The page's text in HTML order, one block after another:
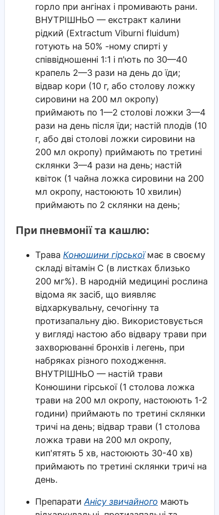
горло при ангінах і промивають рани.
ВНУТРІШНЬО — екстракт калини
рідкий (Extractum Viburni fluidum)
готують на 50% -ному спирті у
співвідношенні 1:1 і п'ють по 30—40
крапель 2—3 рази на день до їди;
відвар кори (10 г, або столову ложку
сировини на 200 мл окропу)
приймають по 1—2 столові ложки 3—4
рази на день після їди; настій плодів (10
г, або дві столові ложки сировини на
200 мл окропу) приймають по третині
склянки 3—4 рази на день; настій
квіток (1 чайна ложка сировини на 200
мл окропу, настоюють 10 хвилин)
приймають по 2 склянки на день;
При пневмонії та кашлю:
Трава Конюшини гірськоїмає в своєму
складі вітамін С (в листках близько
200 мг%). В народній медицині рослина
відома як засіб, що виявляє
відхаркувальну, сечогінну та
протизапальну дію. Використовується
у вигляді настою або відвару трави при
захворюванні бронхів і легень, при
набряках різного походження.
ВНУТРІШНЬО — настій трави
Конюшини гірської (1 столова ложка
трави на 200 мл окропу, настоюють 1-2
години) приймають по третині склянки
тричі на день; відвар трави (1 столова
ложка трави на 200 мл окропу,
кип'ятять 5 хв, настоюють 30-40 хв)
приймають по третині склянки тричі на
день.
ПрепаратиАнісу звичайного мають